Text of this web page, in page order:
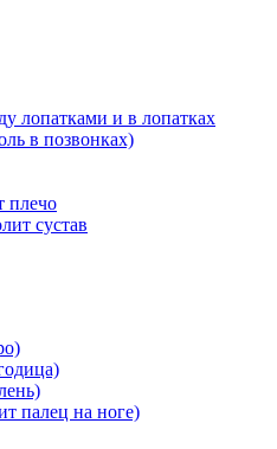
лопатками и в лопатках
в позвонках)
плечо
сустав
палец на ноге)